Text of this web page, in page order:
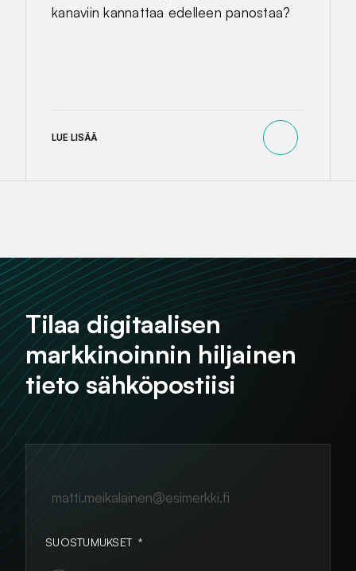
kanaviin kannattaa edelleen panostaa?
LUE LISÄÄ
Tilaa digitaalisen
markkinoinnin hiljainen
tieto sähköpostiisi
SUOSTUMUKSET *